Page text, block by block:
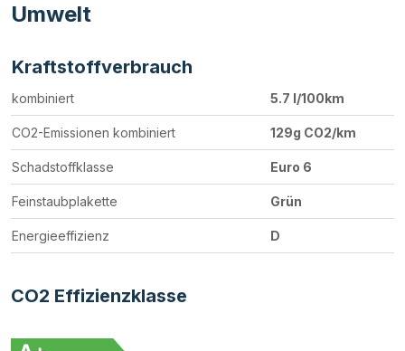
Umwelt
Kraftstoffverbrauch
kombiniert 5.7 l/100km
CO2-Emissionen kombiniert 129g CO2/km
Schadstoffklasse Euro 6
Feinstaubplakette Grün
Energieeffizienz D
CO2 Effizienzklasse